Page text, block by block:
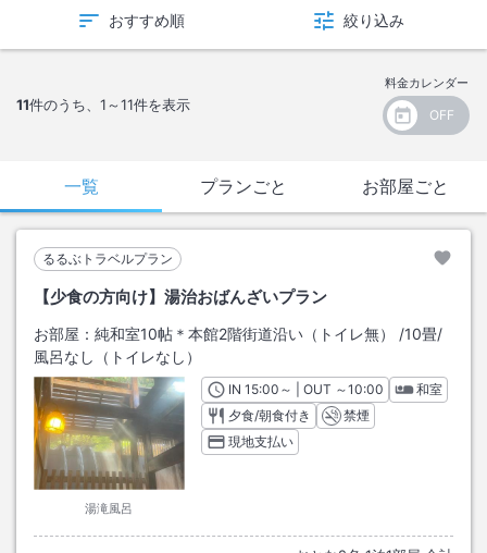
おすすめ順 絞り込み
11件のうち、 1～11件を表示
料金カレンダー
一覧 プランごと お部屋ごと
るるぶトラベルプラン
【少食の方向け】湯治おばんざいプラン
お部屋： 純和室10帖＊本館2階街道沿い（トイレ無） /10畳/
風呂なし（トイレなし）
湯滝風呂
INチェックイン
15:00 ～ | OUT チェックアウト
～10:00
和室
夕食/朝食付き
禁煙
現地支払い